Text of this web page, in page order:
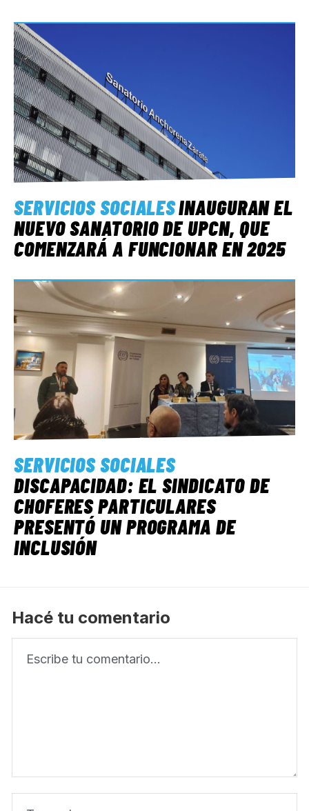
SERVICIOS SOCIALESINAUGURAN EL
NUEVO SANATORIO DE UPCN, QUE
COMENZARÁ A FUNCIONAR EN 2025
SERVICIOS SOCIALES
DISCAPACIDAD: EL SINDICATO DE
CHOFERES PARTICULARES
PRESENTÓ UN PROGRAMA DE
INCLUSIÓN
Hacé tu comentario